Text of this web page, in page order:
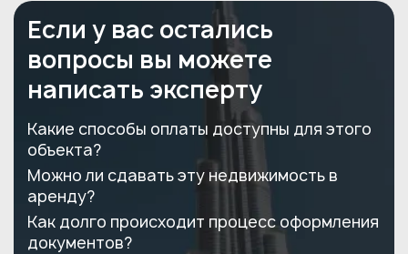
Если у вас остались
вопросы вы можете
написать эксперту
Какие способы оплаты доступны для этого
объекта?
Можно ли сдавать эту недвижимость в
аренду?
Как долго происходит процесс оформления
документов?